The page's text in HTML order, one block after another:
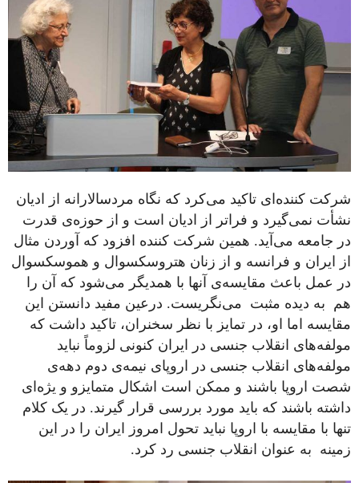
شرکت کننده‌ای تاکید می‌کرد که نگاه مردسالارانه از ادیان
نشأت نمی‌گیرد و فراتر از ادیان است و از حوزه‌ی قدرت
در جامعه می‌آید. همین شرکت کننده افزود که آوردن مثال
از ایران و فرانسه و از زنان هتروسکسوال و هموسکسوال
در عمل باعث مقایسه‌ی آنها با همدیگر می‌شود که آن را
هم به دیده مثبت می‌نگریست. درعین مفید دانستن این
مقایسه اما او، در تمایز با نظر سخنران، تاکید داشت که
مولفه‌های انقلاب جنسی در ایران کنونی لزوماً نباید
مولفه‌های انقلاب جنسی در اروپای نیمه‌ی دوم دهه‌ی
شصت اروپا باشند و ممکن است اشکال متمایزو و یژه‌ای
داشته باشند که باید مورد بررسی قرار گیرند. در یک کلام
تنها با مقایسه با اروپا نباید تحول امروز ایران را در این
زمینه به عنوان انقلاب جنسی رد کرد.